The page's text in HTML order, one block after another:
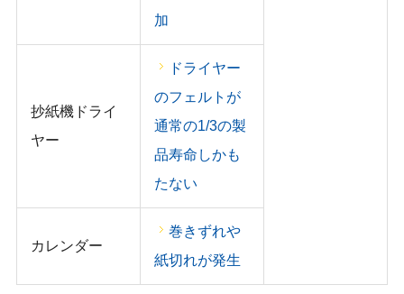
加
抄紙機ドライ
ヤー
ドライヤー
のフェルトが
通常の1/3の製
品寿命しかも
たない
カレンダー
巻きずれや
紙切れが発生